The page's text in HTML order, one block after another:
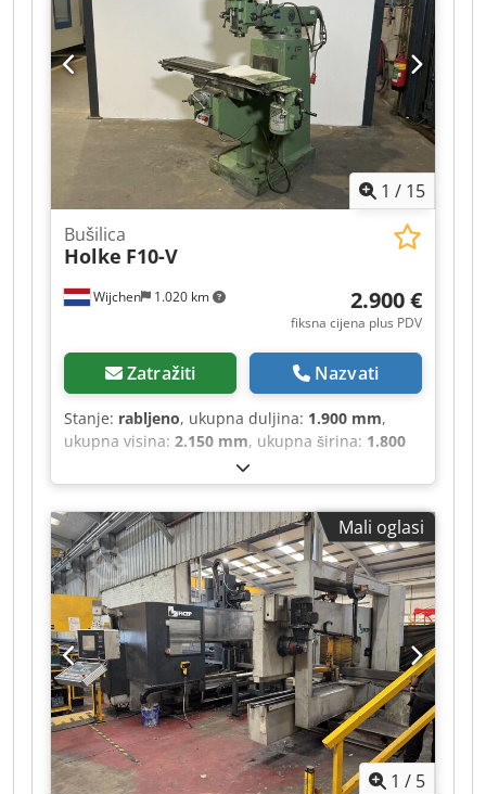
- 40 mm, raspon brzine bušenja 140 - 2300
o/min, brzo pomicanje: os X = 24 m/min, os Y i Z
= 7,5 m/min, širina stola 560 mm, udaljenost od
donje strane držača alata do stola 700 mm,
motor 7,5 kW. Serijski broj: 21-0156 (2021).
Lokacija: Ove serije nalaze se u Burton-on-
Trentu, Ujedinjeno Kraljevstvo. Nažalost, na
lokaciji nema mogućnosti utovara, demontaža i
utovar bit će na trošak kupca. Dsdpfszr Ix Aox
Alxeck
1 / 15
Wijchen 1.020 km
Bušilica
Holke F10-V
2.900 €
fiksna cijena plus PDV
Zatražiti Nazvati
Stanje: rabljeno, ukupna duljina: 1.900 mm,
ukupna visina: 2.150 mm, ukupna širina: 1.800
, Vlastita težina: 2500 kg - Dokumentacija
dostupna: Da - CE certifikat prisutan: Ne -
Dimenzije za transport: 1900 mm x 1800 mm x
2150 mm (d x š x v) Djdpfx Ajzrxfmjlxock - Težina
za transport [kg]: 2500 kg Financijske informacije
Porez na dodanu vrijednost (PDV): Navedena
cijena je bez PDV-a. PDV/Porez na razliku: PDV se
može odbiti za poduzetnike. Dostava i
mogućnost zamjene uvijek su moguće za sve
proizvode iz industrijskog sektora. Lukas van
Rossum
Mali oglasi
1 / 5